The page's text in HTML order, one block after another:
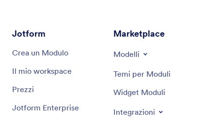
Jotform
Crea un Modulo
Il mio workspace
Prezzi
Jotform Enterprise
Marketplace
Modelli
Temi per Moduli
Widget Moduli
Integrazioni